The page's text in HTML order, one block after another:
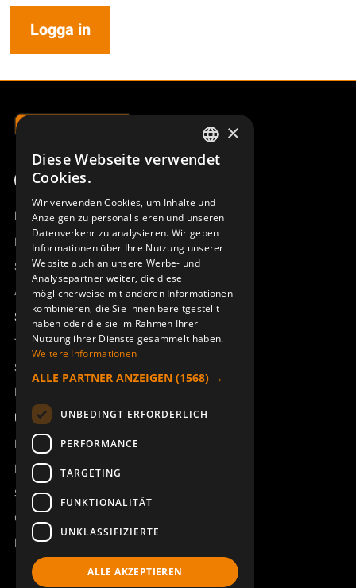
Logga in
Produktübersicht
Remotus
Sesam
Access_Ctrl
Support
Technischer Support
Service buchen
Handbücher und Videoanleitungen
Über Åkerströms
Kontakt
Neuigkeiten
Sicherheit und Richtlinien
Geschäftsbedingungen
REACH
SWEDISH
DEUTSCH
×
Diese Webseite verwendet
Cookies.
Wir verwenden Cookies, um Inhalte und
Anzeigen zu personalisieren und unseren
Datenverkehr zu analysieren. Wir geben
Informationen über Ihre Nutzung unserer
Website auch an unsere Werbe- und
Analysepartner weiter, die diese
möglicherweise mit anderen Informationen
kombinieren, die Sie ihnen bereitgestellt
haben oder die sie im Rahmen Ihrer
Nutzung ihrer Dienste gesammelt haben.
Weitere Informationen
ALLE PARTNER ANZEIGEN (1568) →
UNBEDINGT ERFORDERLICH
PERFORMANCE
TARGETING
FUNKTIONALITÄT
UNKLASSIFIZIERTE
ALLE AKZEPTIEREN